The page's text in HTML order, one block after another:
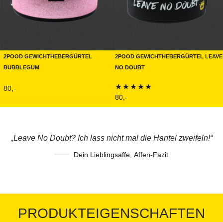
2POOD Gewichthebergürtel
Bubblegum
80,-
2POOD Gewichthebergürtel Leave
No Doubt
Bewertet mit
80,-
„Leave No Doubt? Ich lass nicht mal die Hantel zweifeln!“
Dein Lieblingsaffe, Affen-Fazit
PRODUKTEIGENSCHAFTEN